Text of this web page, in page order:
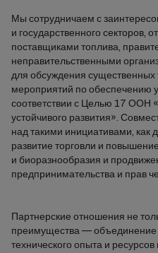
Мы сотрудничаем с
и государственного секторов,
поставщиками топлива,
неправительственными
для обсуждения
мероприятий по обеспечению
соответствии с Целью 17 ООН
устойчивого развития».
над такими инициативами, как
развитие торговли и
и биоразнообразия и
предпринимательства и прав
Партнерские отношения не
преимущества —
технического опыта и